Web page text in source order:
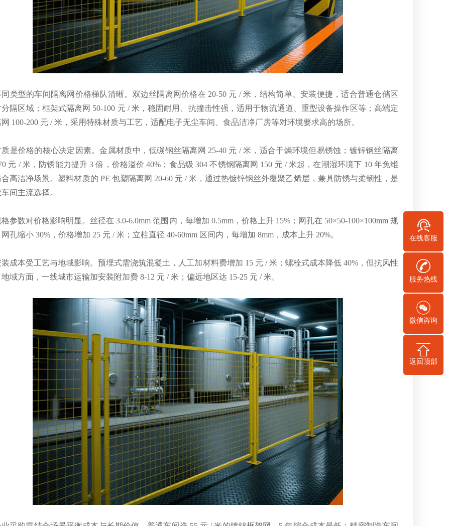
同类型的车间隔离网价格梯队清晰。双边丝隔离网价格在 20-50 元 / 米，结构简单、安装便捷，适合普通仓储区
隔区域；框架式隔离网 50-100 元 / 米，稳固耐用、抗撞击性强，适用于物流通道、重型设备操作区等；高端定
100-200 元 / 米，采用特殊材质与工艺，适配电子无尘车间、食品洁净厂房等对环境要求高的场所。
质是价格的核心决定因素。金属材质中，低碳钢丝隔离网 25-40 元 / 米，适合干燥环境但易锈蚀；镀锌钢丝隔离
元 / 米，防锈能力提升 3 倍，价格溢价 40%；食品级 304 不锈钢隔离网 150 元 / 米起，在潮湿环境下 10 年免维
高洁净场景。塑料材质的 PE 包塑隔离网 20-60 元 / 米，通过热镀锌钢丝外覆聚乙烯层，兼具防锈与柔韧性，是
间主流选择。
参数对价格影响明显。丝径在 3.0-6.0mm 范围内，每增加 0.5mm，价格上升 15%；网孔在 50×50-100×100mm 规
孔缩小 30%，价格增加 25 元 / 米；立柱直径 40-60mm 区间内，每增加 8mm，成本上升 20%。
装成本受工艺与地域影响。预埋式需浇筑混凝土，人工加材料费增加 15 元 / 米；螺栓式成本降低 40%，但抗风性
域方面，一线城市运输加安装附加费 8-12 元 / 米；偏远地区达 15-25 元 / 米。
在线客服
服务热线
微信咨询
返回顶部